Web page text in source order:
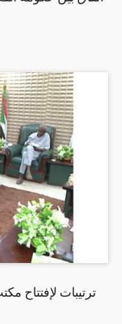
ترتيبات لإفتتاح